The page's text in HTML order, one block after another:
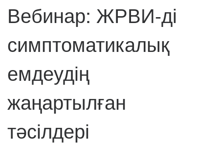
Вебинар: ЖРВИ-ді
симптоматикалық
емдеудің
жаңартылған
тәсілдері